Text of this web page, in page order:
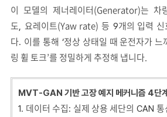
이 모델의 제너레이터(Generator)는 차
도, 요레이트(Yaw rate) 등 9개의 입력
다. 이를 통해 ‘정상 상태일 때 운전자가 느
링 휠 토크’를 정밀하게 추정해 냅니다.
MVT-GAN 기반 고장 예지 메커니즘 4단계
1. 데이터 수집: 실제 상용 세단의 CAN 통